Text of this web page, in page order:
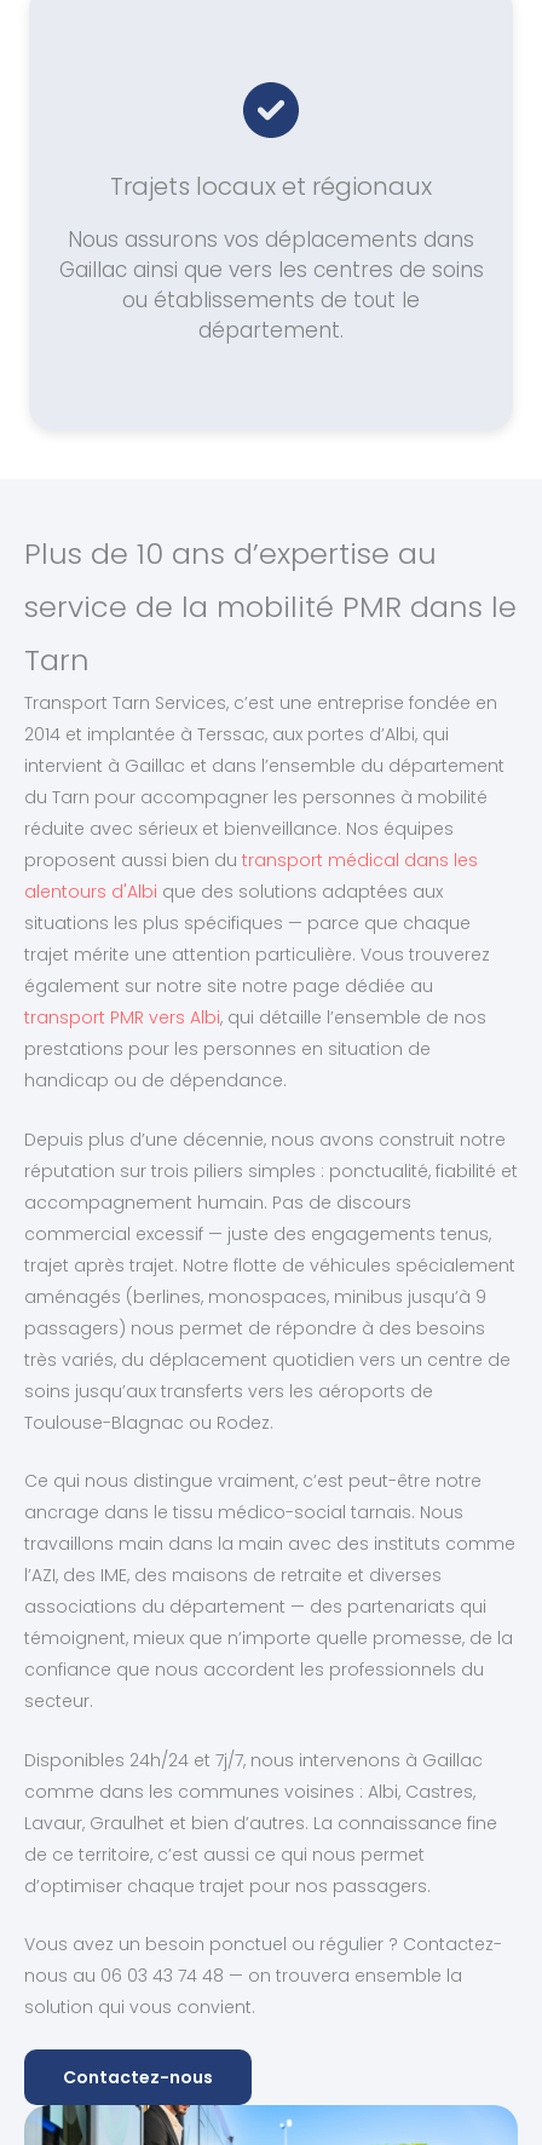
Trajets locaux et régionaux
Nous assurons vos déplacements dans
Gaillac ainsi que vers les centres de soins
ou établissements de tout le
département.
Plus de 10 ans d’expertise au
service de la mobilité PMR dans le
Tarn
Transport Tarn Services, c’est une entreprise fondée en
2014 et implantée à Terssac, aux portes d’Albi, qui
intervient à Gaillac et dans l’ensemble du département
du Tarn pour accompagner les personnes à mobilité
réduite avec sérieux et bienveillance. Nos équipes
proposent aussi bien du transport médical dans les
alentours d'Albi que des solutions adaptées aux
situations les plus spécifiques — parce que chaque
trajet mérite une attention particulière. Vous trouverez
également sur notre site notre page dédiée au
transport PMR vers Albi, qui détaille l’ensemble de nos
prestations pour les personnes en situation de
handicap ou de dépendance.
Depuis plus d’une décennie, nous avons construit notre
réputation sur trois piliers simples : ponctualité, fiabilité et
accompagnement humain. Pas de discours
commercial excessif — juste des engagements tenus,
trajet après trajet. Notre flotte de véhicules spécialement
aménagés (berlines, monospaces, minibus jusqu’à 9
passagers) nous permet de répondre à des besoins
très variés, du déplacement quotidien vers un centre de
soins jusqu’aux transferts vers les aéroports de
Toulouse-Blagnac ou Rodez.
Ce qui nous distingue vraiment, c’est peut-être notre
ancrage dans le tissu médico-social tarnais. Nous
travaillons main dans la main avec des instituts comme
l’AZI, des IME, des maisons de retraite et diverses
associations du département — des partenariats qui
témoignent, mieux que n’importe quelle promesse, de la
confiance que nous accordent les professionnels du
secteur.
Disponibles 24h/24 et 7j/7, nous intervenons à Gaillac
comme dans les communes voisines : Albi, Castres,
Lavaur, Graulhet et bien d’autres. La connaissance fine
de ce territoire, c’est aussi ce qui nous permet
d’optimiser chaque trajet pour nos passagers.
Vous avez un besoin ponctuel ou régulier ? Contactez-
nous au 06 03 43 74 48 — on trouvera ensemble la
solution qui vous convient.
Contactez-nous